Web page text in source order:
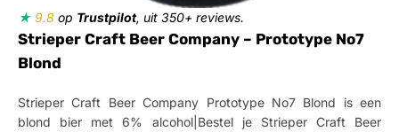
★ 9.8 op Trustpilot, uit 350+ reviews.
Strieper Craft Beer Company – Prototype No7
Blond
Strieper Craft Beer Company Prototype No7 Blond is een
blond bier met 6% alcohol|Bestel je Strieper Craft Beer